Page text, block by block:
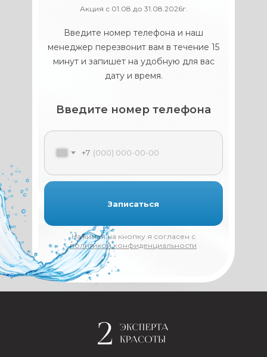
+7
Записаться
Нажимая на кнопку я согласен с
политикой конфиденциальности
Введите номер телефона
Введите номер телефона и наш
менеджер перезвонит вам в течение 15
минут и запишет на удобную для вас
дату и время.
Акция с 01.08 до 31.08.2026г.